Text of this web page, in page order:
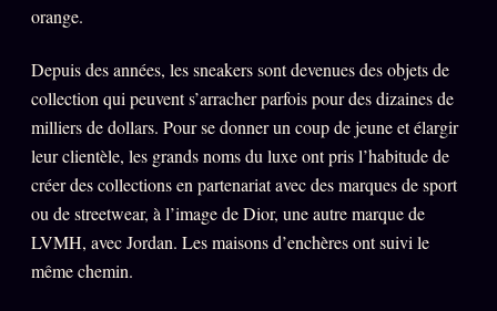
Personas
Who is who
Qui baise qui +18
Charte éditoriale
Studios
Words Radio
orange.
Depuis des années, les sneakers sont devenues des objets de
collection qui peuvent s’arracher parfois pour des dizaines de
milliers de dollars. Pour se donner un coup de jeune et élargir
leur clientèle, les grands noms du luxe ont pris l’habitude de
créer des collections en partenariat avec des marques de sport
ou de streetwear, à l’image de Dior, une autre marque de
LVMH, avec Jordan. Les maisons d’enchères ont suivi le
même chemin.